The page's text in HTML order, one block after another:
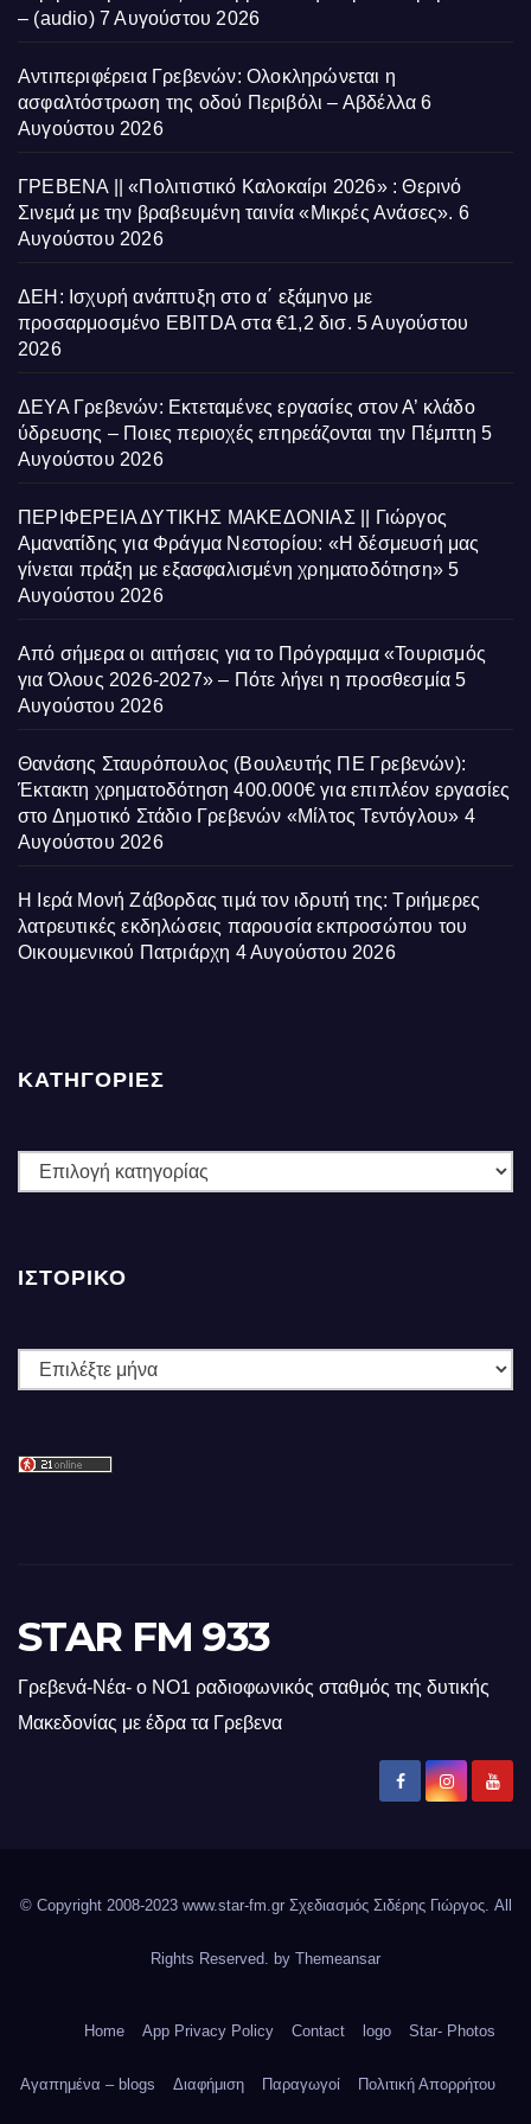
– (audio) 7 Αυγούστου 2026
Αντιπεριφέρεια Γρεβενών: Ολοκληρώνεται η
ασφαλτόστρωση της οδού Περιβόλι – Αβδέλλα 6
Αυγούστου 2026
ΓΡΕΒΕΝΑ || «Πολιτιστικό Καλοκαίρι 2026» : Θερινό
Σινεμά με την βραβευμένη ταινία «Μικρές Ανάσες». 6
Αυγούστου 2026
ΔΕΗ: Ισχυρή ανάπτυξη στο α΄ εξάμηνο με
προσαρμοσμένο EBITDA στα €1,2 δισ. 5 Αυγούστου
2026
ΔΕΥΑ Γρεβενών: Εκτεταμένες εργασίες στον Α’ κλάδο
ύδρευσης – Ποιες περιοχές επηρεάζονται την Πέμπτη 5
Αυγούστου 2026
ΠΕΡΙΦΕΡΕΙΑ ΔΥΤΙΚΗΣ ΜΑΚΕΔΟΝΙΑΣ || Γιώργος
Αμανατίδης για Φράγμα Νεστορίου: «Η δέσμευσή μας
γίνεται πράξη με εξασφαλισμένη χρηματοδότηση» 5
Αυγούστου 2026
Από σήμερα οι αιτήσεις για το Πρόγραμμα «Τουρισμός
για Όλους 2026-2027» – Πότε λήγει η προσθεσμία 5
Αυγούστου 2026
Θανάσης Σταυρόπουλος (Βουλευτής ΠΕ Γρεβενών):
Έκτακτη χρηματοδότηση 400.000€ για επιπλέον εργασίες
στο Δημοτικό Στάδιο Γρεβενών «Μίλτος Τεντόγλου» 4
Αυγούστου 2026
Η Ιερά Μονή Ζάβορδας τιμά τον ιδρυτή της: Τριήμερες
λατρευτικές εκδηλώσεις παρουσία εκπροσώπου του
Οικουμενικού Πατριάρχη 4 Αυγούστου 2026
ΚΑΤΗΓΟΡΙΕΣ
ΚΑΤΗΓΟΡΙΕΣ
ΙΣΤΟΡΙΚΌ
Ιστορικό
STAR FM 933
Γρεβενά-Νέα- ο ΝΟ1 ραδιοφωνικός σταθμός της δυτικής
Μακεδονίας με έδρα τα Γρεβενα
© Copyright 2008-2023 www.star-fm.gr Σχεδιασμός Σιδέρης Γιώργος. All
Rights Reserved. by Themeansar
Home App Privacy Policy Contact logo Star- Photos
Αγαπημένα – blogs Διαφήμιση Παραγωγοί Πολιτική Απορρήτου